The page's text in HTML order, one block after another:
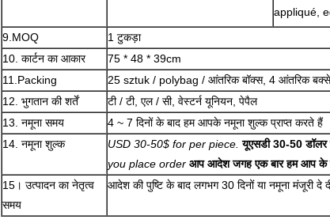
appliqué,
9.MOQ
1 टुकड़ा
10. कार्टन का आकार
75 * 48 * 39cm
11.Packing
25 sztuk / polybag / आंतरिक बॉक्स, 4 आंतरिक बक्से /
12. भुगतान की शर्तें
टी / टी, एल / सी, वेस्टर्न यूनियन, पेपैल
13. नमूना समय
4 ~ 7 दिनों के बाद हम आपके नमूना शुल्क प्राप्त करते हैं
14. नमूना शुल्क
USD 30-50$ for per piece. यूएसडी 30-50 डॉलर
you place order आप आदेश जगह एक बार हम आप के
15। उत्पादन का नेतृत्व
समय
आदेश की पुष्टि के बाद लगभग 30 दिनों या नमूना मंजूरी दे